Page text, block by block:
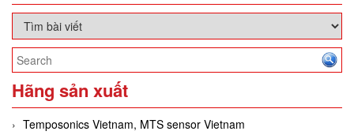
Hãng sản xuất
Temposonics Vietnam, MTS sensor Vietnam